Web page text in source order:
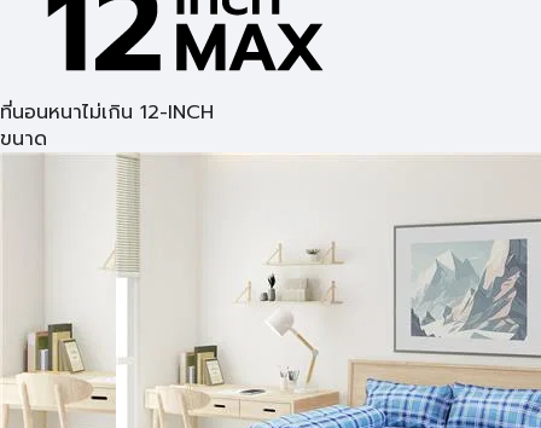
ที่นอนหนาไม่เกิน 12-INCH
ขนาด